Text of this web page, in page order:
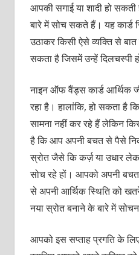
आपकी सगाई या शादी हो
बारे में सोच सकते हैं। यह कार्ड
उठाकर किसी ऐसे व्‍यक्‍ति से
सकता है जिसमें उन्‍हें दिलचस्‍पी
नाइन ऑफ वैंड्स कार्ड आर्थिक
रहा है। हालांकि, हो सकता है
सामना नहीं कर रहे हैं लेकिन
है कि आप अपनी बचत से पैसे
स्रोत जैसे कि कर्ज़ या उधार
सोच रहे हों। आपको अपनी बचत
से अपनी आर्थिक स्थिति को
नया स्रोत बनाने के बारे में
आपको इस सप्‍ताह प्रगति के